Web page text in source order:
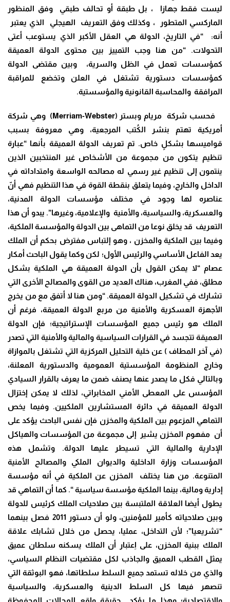
ليست فقط جهازا ، بل طبقة أو تحالف طبقي وفق المنظور
الماركسي المتطور ، وكذلك وفق التعريف الهيجلي الذي يعتبر
أنه: “في التاريخ، الدولة هي العقل الأكبر الذي يستوعب أعتى
التحولات. “من هنا وجب التمييز بين محتوى الدولة العميقة
كمؤسسات تعمل في الظل والسرية، وبين مقتضى الدولة
كمؤسسات دستورية تشتغل في العلن وتخضع للمراقبة
المرافقة والمحاسبة القانونية والمؤسستية.
فحسب شركة مريام وبستر (Merriam-Webster)
‏ وهي شركة
أمريكية تهتم بنشر الكُتب المرجعية، وهي معروفة بسبب
قواميسها بشكلٍ خاص. تم تعريف الدولة العميقة بأنها “عبارة
تنظيم يتكون من مجموعة من الأشخاص غير المنتخبين الذين
ينتمون إلى تنظيم غير رسمي له مصالحه الواسعة وامتداداته في
الداخل والخارج، وفيما يتعلق بنقطة القوة في هذا التنظيم فهي أنّ
عناصره لها وجود في مختلف مؤسسات الدولة المدنية،
والعسكرية، والسياسية، والأمنية والإعلامية، وغيرها”. يبدو أن هذا
التعريف قد يخلق نوعا من التماهى بين الدولة والمؤسسة الملكية،
وفيما بين الملكية والمخزن ، وهو إلتباس مفترض بحكم أن الملك
يعد الفاعل الأساسي والرئيس الأول؛ لكن وكما يقول الباحث أمكار
عصام “لا يمكن القول بأن الدولة العميقة هي الملكية بشكل
مطلق، ففي المغرب، هناك العديد من القوى والمصالح الأخرى التي
تشارك في تشكيل الدولة العميقة. “ومن هنا لا أتفق مع من يخرج
الأجهزة العسكرية والأمنية من مربع الدولة العميقة، فرغم أن
الملك هو رئيس جميع المؤسسات الإستراتيجية؛ فإن الدولة
العميقة تتجسد في القرارات السياسية والمالية والأمنية التي تصدر
(في آخر المطاف ) عن خلية التحليل المركزية التي تشتغل بالموازاة
وخارج المنظومة المؤسستية العمومية والدستورية المعلنة،
وبالتالي فكل ما يصدر عنها يصنف ضمن ما يعرف بالقرار السيادي
المؤسس على المعطى الأمني المخابراتي، لذلك لا يمكن إختزال
الدولة العميقة في دائرة المستشارين الملكيين. وفيما يخص
التماهي المزعوم بين الملكية والمخزن فإن نفس الباحث يؤكد على
أن مفهوم المخزن يشير إلى مجموعة من المؤسسات والهياكل
الإدارية والمالية التي تسيطر عليها الدولة. وتشمل هذه
المؤسسات وزارة الداخلية والديوان الملكي والمصالح الأمنية
المتنوعة. من هنا يختلف المخزن عن الملكية في أنه مؤسسة
إدارية ومالية، بينما الملكية مؤسسة سياسية “. كما أن التماهي قد
يطول أيضا العلاقة الملتبسة بين صلاحيات الملك كرئيس للدولة
وبين صلاحياته كأمير للمؤمنين، ولو أن دستور 2011 فصل بينهما
“تشريعيا”؛ لأن التداخل، عمليا، يحصل من خلال تشابك علاقة
الملك ببنية المخزن، على اِعتبار أن الملك يسكنه سلطان عميق
يمثل القطب العميق والجاذب لكل مقتضيات النظام السياسي،
والذي من خلاله تستمد جميع السلط سلطاتها، فهو البوثقة التي
تنصهر فيها كل السلط الدينية والعسكرية، والسياسية